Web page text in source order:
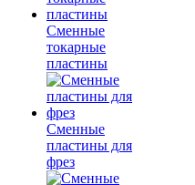
Сменные
токарные
пластины
Сменные
пластины для
фрез